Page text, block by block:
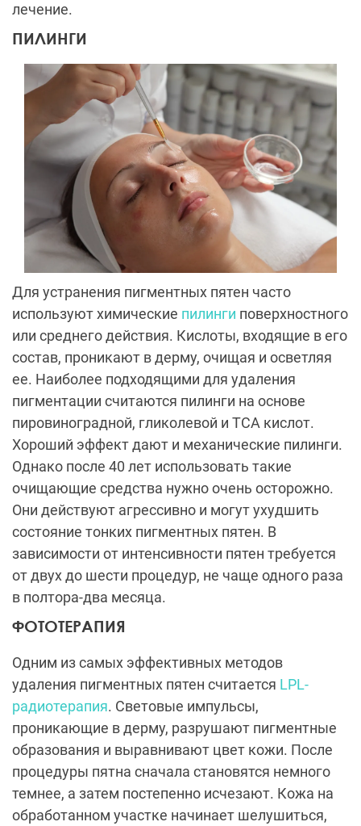
лечение.
ПИЛИНГИ
Для устранения пигментных пятен часто
используют химические пилинги поверхностного
или среднего действия. Кислоты, входящие в его
состав, проникают в дерму, очищая и осветляя
ее. Наиболее подходящими для удаления
пигментации считаются пилинги на основе
пировиноградной, гликолевой и ТСА кислот.
Хороший эффект дают и механические пилинги.
Однако после 40 лет использовать такие
очищающие средства нужно очень осторожно.
Они действуют агрессивно и могут ухудшить
состояние тонких пигментных пятен. В
зависимости от интенсивности пятен требуется
от двух до шести процедур, не чаще одного раза
в полтора-два месяца.
ФОТОТЕРАПИЯ
Одним из самых эффективных методов
удаления пигментных пятен считается LPL-
радиотерапия. Световые импульсы,
проникающие в дерму, разрушают пигментные
образования и выравнивают цвет кожи. После
процедуры пятна сначала становятся немного
темнее, а затем постепенно исчезают. Кожа на
обработанном участке начинает шелушиться,